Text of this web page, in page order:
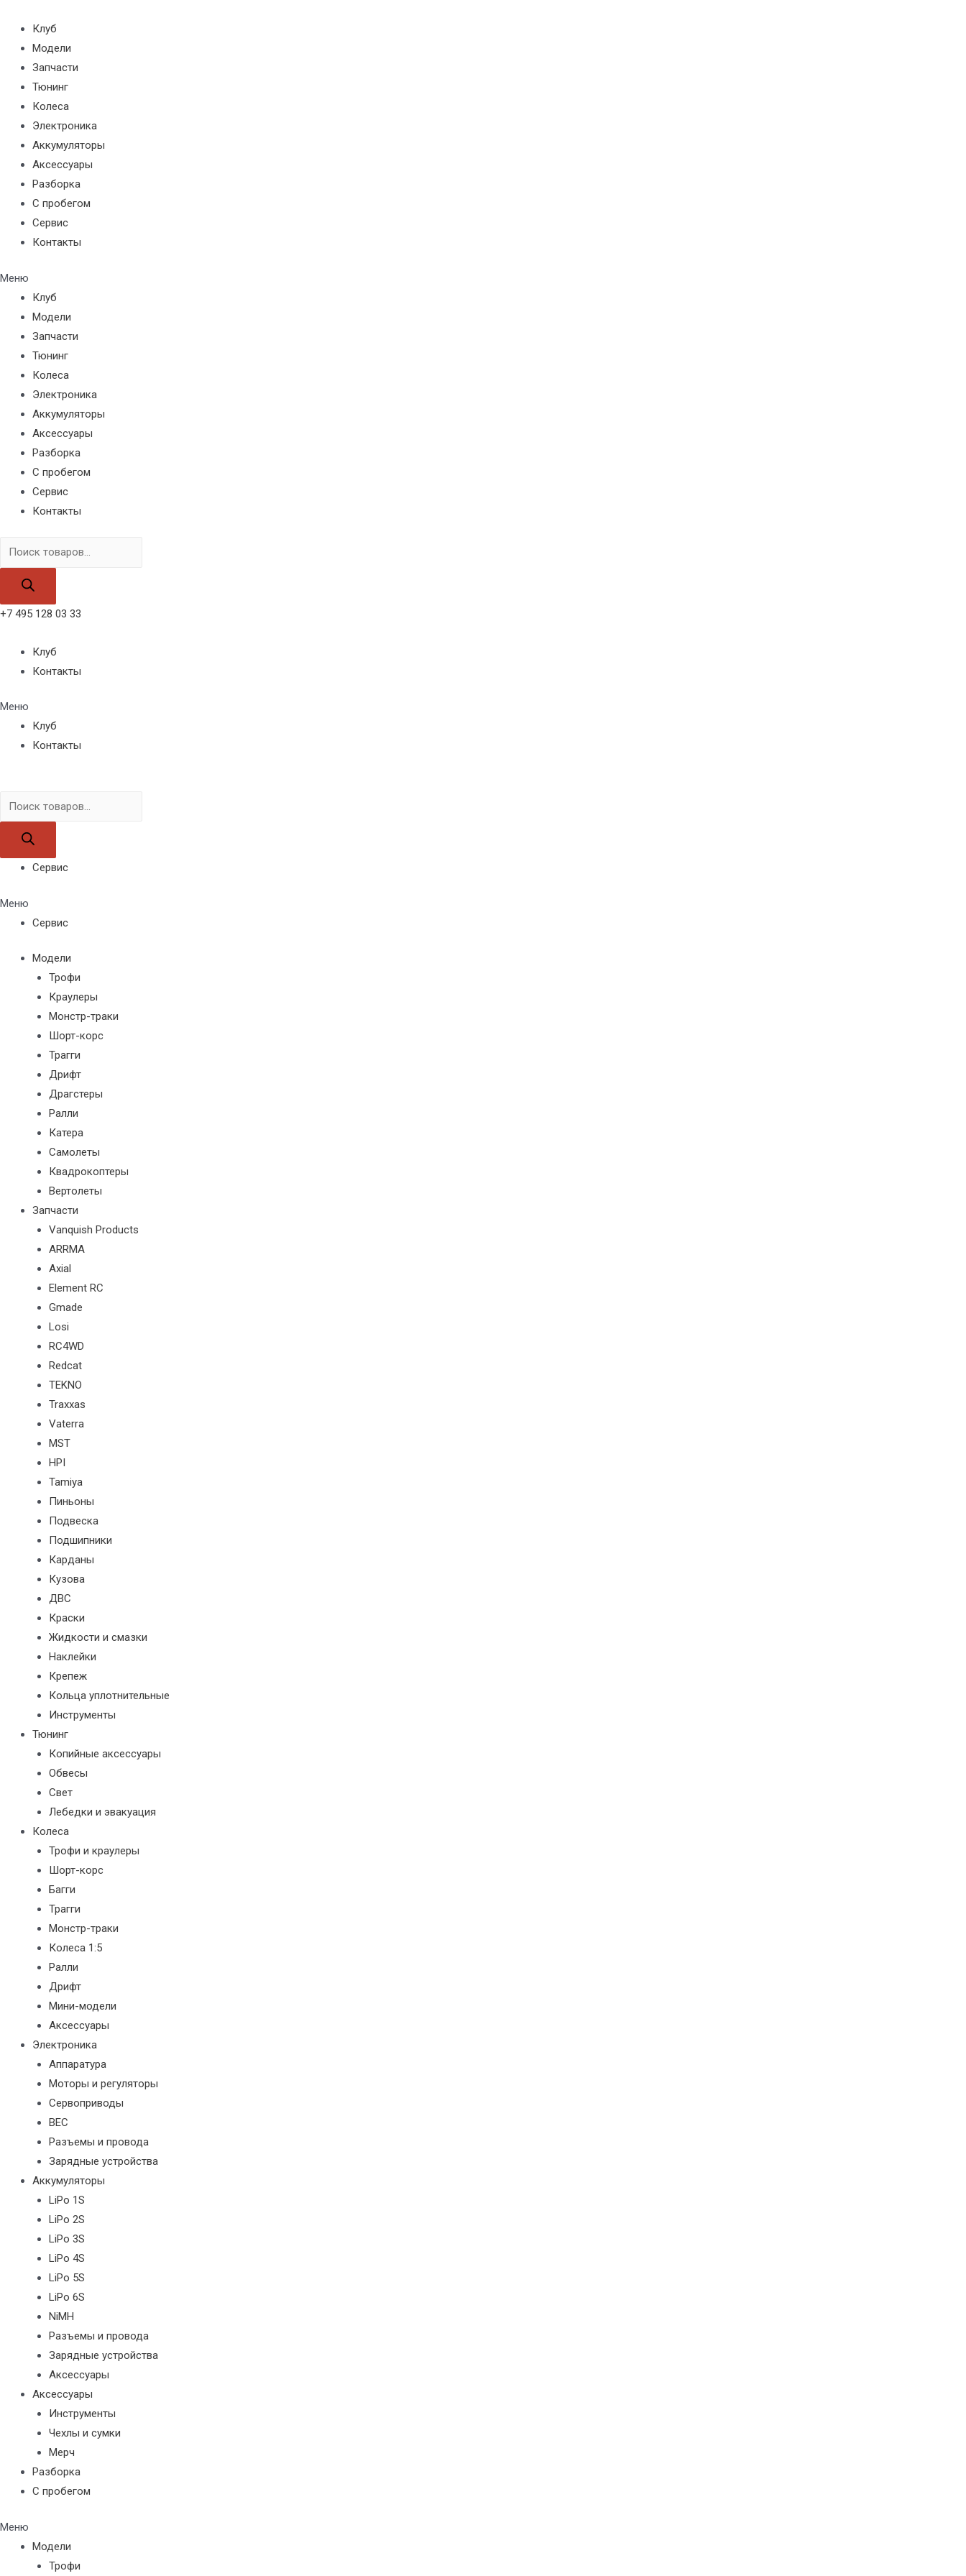
содержимому
Клуб
Модели
Запчасти
Тюнинг
Колеса
Электроника
Аккумуляторы
Аксессуары
Разборка
С пробегом
Сервис
Контакты
Меню
Клуб
Модели
Запчасти
Тюнинг
Колеса
Электроника
Аккумуляторы
Аксессуары
Разборка
С пробегом
Сервис
Контакты
Поиск
товаров
+7 495 128 03 33
Клуб
Контакты
Меню
Клуб
Контакты
Поиск
товаров
Сервис
Меню
Сервис
Модели
Трофи
Краулеры
Монстр-траки
Шорт-корс
Трагги
Дрифт
Драгстеры
Ралли
Катера
Самолеты
Квадрокоптеры
Вертолеты
Запчасти
Vanquish Products
ARRMA
Axial
Element RC
Gmade
Losi
RC4WD
Redcat
TEKNO
Traxxas
Vaterra
MST
HPI
Tamiya
Пиньоны
Подвеска
Подшипники
Карданы
Кузова
ДВС
Краски
Жидкости и смазки
Наклейки
Крепеж
Кольца уплотнительные
Инструменты
Тюнинг
Копийные аксессуары
Обвесы
Свет
Лебедки и эвакуация
Колеса
Трофи и краулеры
Шорт-корс
Багги
Трагги
Монстр-траки
Колеса 1:5
Ралли
Дрифт
Мини-модели
Аксессуары
Электроника
Аппаратура
Моторы и регуляторы
Сервоприводы
BEC
Разъемы и провода
Зарядные устройства
Аккумуляторы
LiPo 1S
LiPo 2S
LiPo 3S
LiPo 4S
LiPo 5S
LiPo 6S
NiMH
Разъемы и провода
Зарядные устройства
Аксессуары
Аксессуары
Инструменты
Чехлы и сумки
Мерч
Разборка
С пробегом
Меню
Модели
Трофи